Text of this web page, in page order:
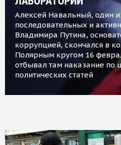
Алексей Навальный, один
последовательных и
Владимира Путина,
коррупцией, скончался в
Полярным кругом 16
отбывал там наказание по
политических статей